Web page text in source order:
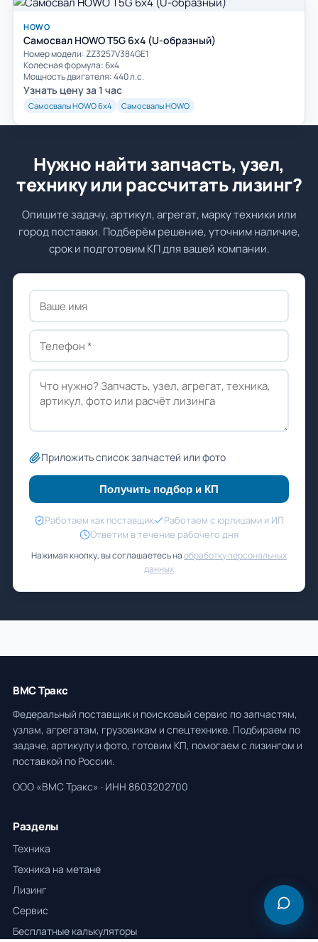
HOWO
Самосвал HOWO T5G 6x4 (U-образный)
Номер модели: ZZ3257V384GE1
Колесная формула: 6х4
Мощность двигателя: 440 л.с.
Узнать цену за 1 час
Самосвалы HOWO 6х4 Самосвалы HOWO
Нужно найти запчасть, узел,
технику или рассчитать лизинг?
Опишите задачу, артикул, агрегат, марку техники или
город поставки. Подберём решение, уточним наличие,
срок и подготовим КП для вашей компании.
Приложить список запчастей или фото
Получить подбор и КП
Работаем как поставщик
Работаем с юрлицами и ИП
Ответим в течение рабочего дня
Нажимая кнопку, вы соглашаетесь наобработку персональных
данных
ВМС Тракс
Федеральный поставщик и поисковый сервис по запчастям,
узлам, агрегатам, грузовикам и спецтехнике. Подбираем по
задаче, артикулу и фото, готовим КП, помогаем с лизингом и
поставкой по России.
ООО «ВМС Тракс» · ИНН 8603202700
Разделы
Техника
Техника на метане
Лизинг
Сервис
Бесплатные калькуляторы